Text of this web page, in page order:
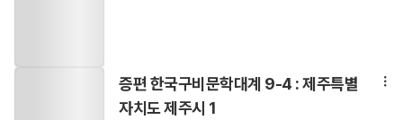
증편 한국구비문학대계 9-4 : 제주특별
자치도 제주시 1